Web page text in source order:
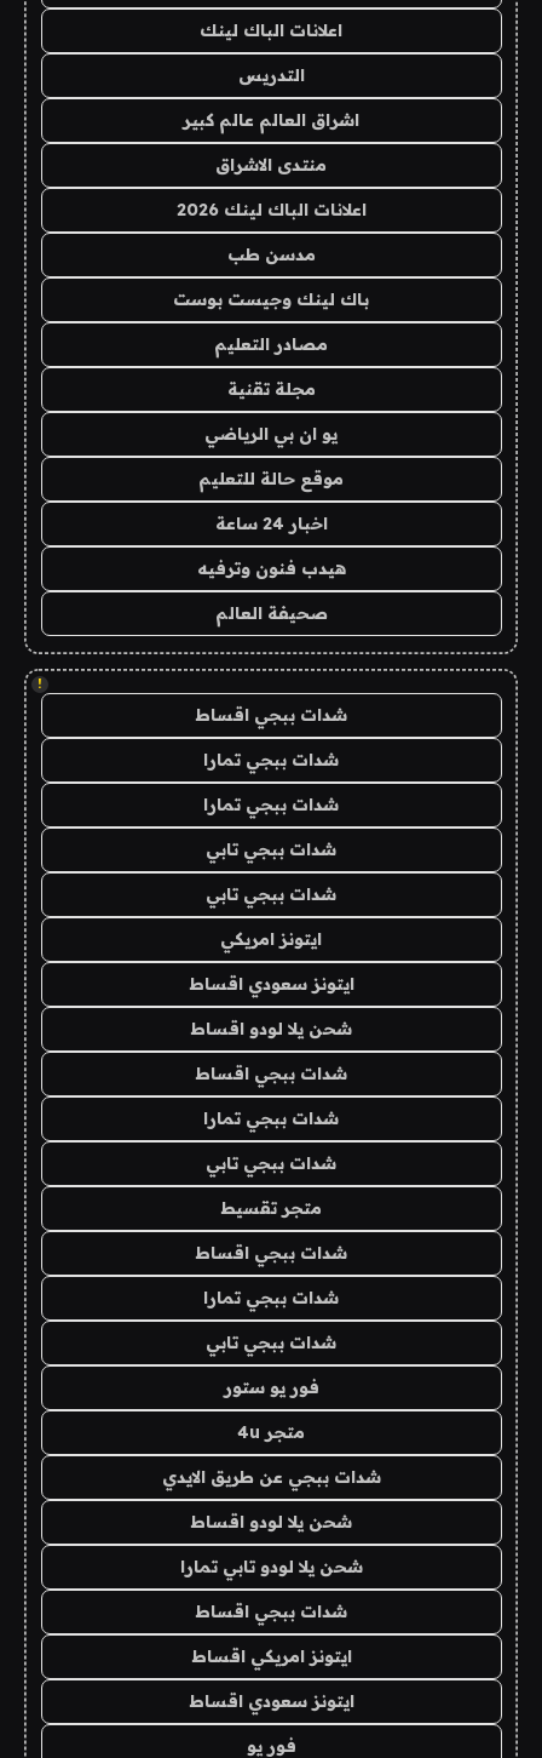
اعلانات الباك لينك
التدريس
اشراق العالم عالم كبير
منتدى الاشراق
اعلانات الباك لينك 2026
مدسن طب
باك لينك وجيست بوست
مصادر التعليم
مجلة تقنية
يو ان بي الرياضي
موقع حالة للتعليم
اخبار 24 ساعة
هيدب فنون وترفيه
صحيفة العالم
!
شدات ببجي اقساط
شدات ببجي تمارا
شدات ببجي تمارا
شدات ببجي تابي
شدات ببجي تابي
ايتونز امريكي
ايتونز سعودي اقساط
شحن يلا لودو اقساط
شدات ببجي اقساط
شدات ببجي تمارا
شدات ببجي تابي
متجر تقسيط
شدات ببجي اقساط
شدات ببجي تمارا
شدات ببجي تابي
فور يو ستور
متجر 4u
شدات ببجي عن طريق الايدي
شحن يلا لودو اقساط
شحن يلا لودو تابي تمارا
شدات ببجي اقساط
ايتونز امريكي اقساط
ايتونز سعودي اقساط
فور يو